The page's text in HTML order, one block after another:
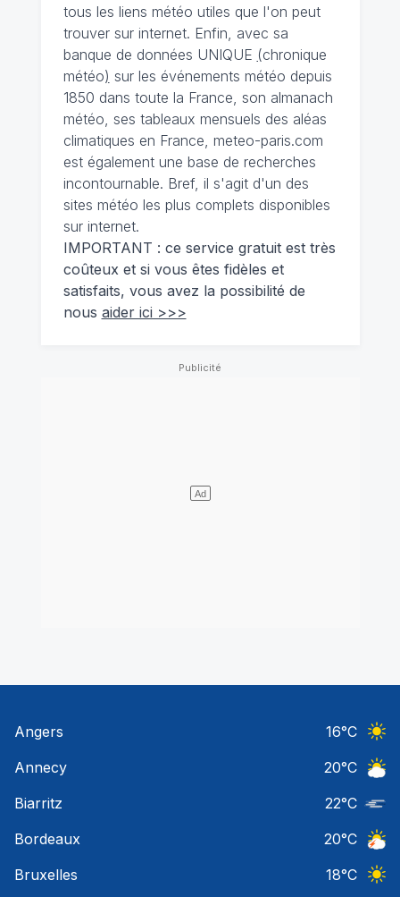
tous les liens météo utiles que l'on peut
trouver sur internet. Enfin, avec sa
banque de données UNIQUE (chronique
météo) sur les événements météo depuis
1850 dans toute la France, son almanach
météo, ses tableaux mensuels des aléas
climatiques en France, meteo-paris.com
est également une base de recherches
incontournable. Bref, il s'agit d'un des
sites météo les plus complets disponibles
sur internet.
IMPORTANT : ce service gratuit est très
coûteux et si vous êtes fidèles et
satisfaits, vous avez la possibilité de
nous aider ici >>>
Angers 16°C
Annecy
20°C
Biarritz
22°C
Bordeaux
20°C
Bruxelles
18°C